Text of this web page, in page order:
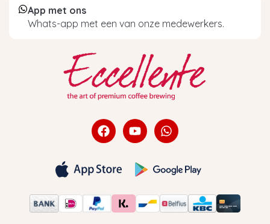
App met ons
Whats-app met een van onze medewerkers.